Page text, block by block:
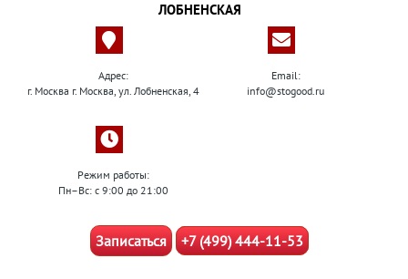
ЛОБНЕНСКАЯ
Адрес:
г. Москва г. Москва, ул. Лобненская, 4
Email:
info@stogood.ru
Режим работы:
Пн–Вс: с 9:00 до 21:00
Записаться +7 (499) 444-11-53